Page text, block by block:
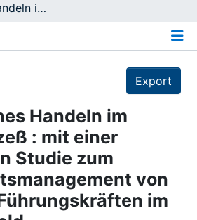
Strategisches Handeln im Arbeitsprozeß : mit einer empirischen Studie zum Komplexitätsmanagement von Fach- und Führungskräften im Tätigkeitsfeld Absatzwirtschaft/Marketing
Export
Handeln im
: mit einer
Studie zum
von
im